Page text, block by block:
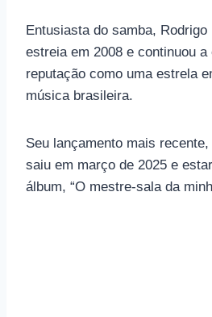
Entusiasta do samba,
estreia em 2008 e continuou
reputação como uma estrela
música brasileira.
Seu lançamento mais recente,
saiu em março de 2025 e
álbum, “O mestre-sala da